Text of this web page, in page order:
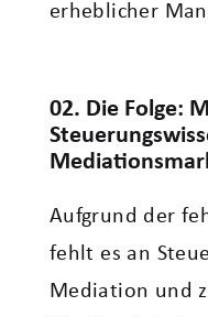
erheblicher
02. Die Folge:
Aufgrund der
fehlt es an
Mediation und